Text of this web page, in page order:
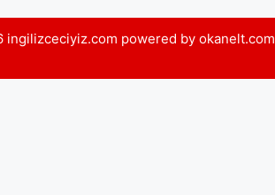
powered by okanelt.com